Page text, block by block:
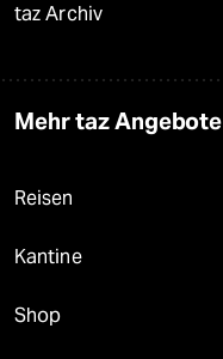
taz Archiv
Mehr taz Angebote
Reisen
Kantine
Shop